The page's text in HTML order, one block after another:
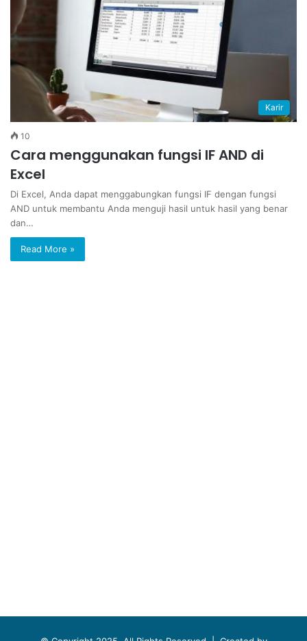
Karir
10
Cara menggunakan fungsi IF AND di
Excel
Di Excel, Anda dapat menggabungkan fungsi IF dengan fungsi
AND untuk membantu Anda menguji hasil untuk hasil yang benar
dan…
Read More »